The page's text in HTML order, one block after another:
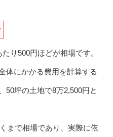
り500円ほどが相場です。
体にかかる費用を計算する
50坪の土地で8万2,500円と
まで相場であり、実際に依